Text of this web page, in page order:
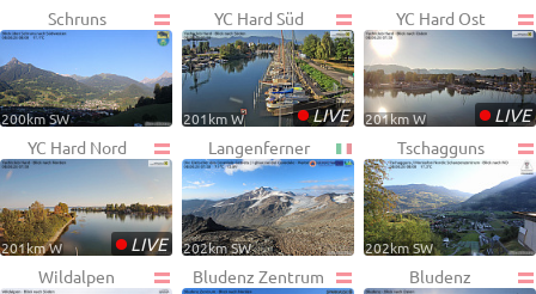
Schruns
200km SW
YC Hard Süd
•LIVE
201km W
YC Hard Ost
•LIVE
201km W
YC Hard Nord
•LIVE
201km W
Langenferner
202km SW
Tschagguns
202km SW
Wildalpen Bludenz Zentrum Bludenz